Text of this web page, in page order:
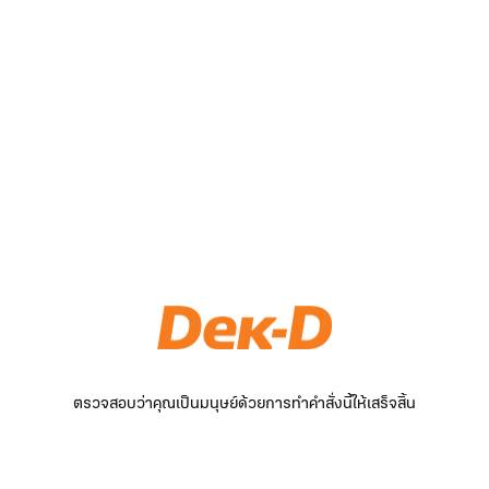
ตรวจสอบว่าคุณเป็นมนุษย์ด้วยการทำคำสั่งนี้ให้เสร็จสิ้น